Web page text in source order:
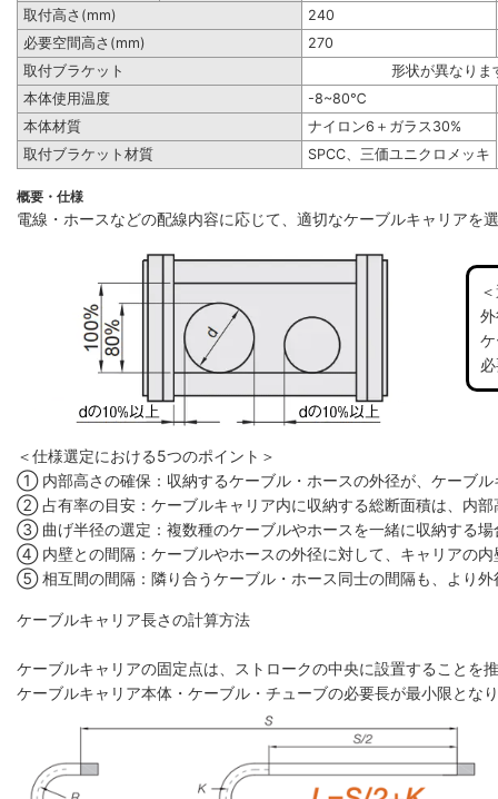
取付高さ(mm)
240
必要空間高さ(mm)
270
取付ブラケット
形状が異なりま
本体使用温度
-8~80℃
本体材質
ナイロン6＋ガラス30%
取付ブラケット材質
SPCC、三価ユニクロメッキ
概要・仕様
電線・ホースなどの配線内容に応じて、適切なケーブルキャリアを
＜仕様選定における5つのポイント＞
① 内部高さの確保：収納するケーブル・ホースの外径が、ケーブ
② 占有率の目安：ケーブルキャリア内に収納する総断面積は、内
③ 曲げ半径の選定：複数種のケーブルやホースを一緒に収納する
④ 内壁との間隔：ケーブルやホースの外径に対して、キャリアの
⑤ 相互間の間隔：隣り合うケーブル・ホース同士の間隔も、より
ケーブルキャリア長さの計算方法
ケーブルキャリアの固定点は、ストロークの中央に設置することを
ケーブルキャリア本体・ケーブル・チューブの必要長が最小限とな